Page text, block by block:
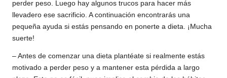
perder peso. Luego hay algunos trucos para hacer más
llevadero ese sacrificio. A continuación encontrarás una
pequeña ayuda si estás pensando en ponerte a dieta. ¡Mucha
suerte!
– Antes de comenzar una dieta plantéate si realmente estás
motivado a perder peso y a mantener esta pérdida a largo